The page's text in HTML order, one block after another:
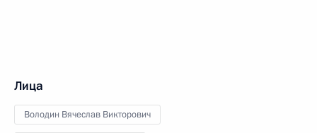
Лица
Володин Вячеслав Викторович